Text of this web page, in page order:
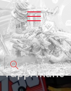
Tappi